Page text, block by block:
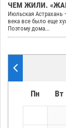
ЧЕМ ЖИЛИ.
Июльская
века все было еще
Поэтому дома...
Пн Вт